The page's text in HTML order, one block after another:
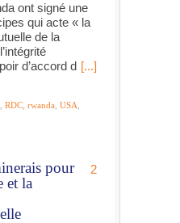
ont signé une
qui acte « la
de la
d’accord d [...]
RDC rwanda USA
pour
et la
2